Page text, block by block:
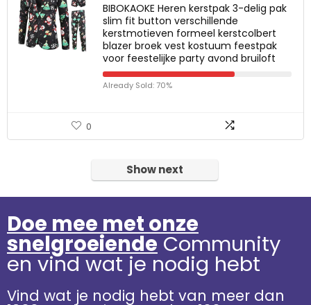
BIBOKAOKE Heren kerstpak 3-delig pak
slim fit button verschillende
kerstmotieven formeel kerstcolbert
blazer broek vest kostuum feestpak
voor feestelijke party avond bruiloft
Already Sold: 70%
0
Show next
Doe mee met onze
snelgroeiende Community
en vind wat je nodig hebt
Vind wat je nodig hebt van meer dan